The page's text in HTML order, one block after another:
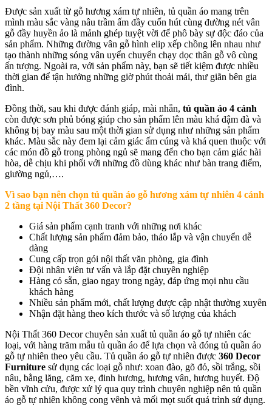
Được sản xuất từ gỗ hương xám tự nhiên, tủ quần áo mang trên
mình màu sắc vàng nâu trầm ấm đầy cuốn hút cùng đường nét vân
gỗ đầy huyền ảo là mảnh ghép tuyệt vời để phô bày sự độc đáo của
sản phẩm. Những đường vân gỗ hình elip xếp chồng lên nhau như
tạo thành những sóng vân uyển chuyển chạy dọc thân gỗ vô cùng
ấn tượng. Ngoài ra, với sản phẩm này, bạn sẽ tiết kiệm được nhiều
thời gian để tận hưởng những giờ phút thoải mái, thư giãn bên gia
đình.
Đồng thời, sau khi được đánh giáp, mài nhẵn, tủ quần áo 4 cánh
còn được sơn phủ bóng giúp cho sản phẩm lên màu khá đậm đà và
không bị bay màu sau một thời gian sử dụng như những sản phẩm
khác. Màu sắc này đem lại cảm giác ấm cúng và khá quen thuộc với
các món đồ gỗ trong phòng ngủ sẽ mang đến cho bạn cảm giác hài
hòa, dễ chịu khi phối với những đồ dùng khác như bàn trang điểm,
giường ngủ,….
Vì sao bạn nên chọn tủ quần áo gỗ hương xám tự nhiên 4 cánh
2 tầng tại Nội Thất 360 Decor?
Giá sản phẩm cạnh tranh với những nơi khác
Chất lượng sản phẩm đảm bảo, tháo lắp và vận chuyển dễ
dàng
Cung cấp trọn gói nội thất văn phòng, gia đình
Đội nhân viên tư vấn và lắp đặt chuyên nghiệp
Hàng có sẵn, giao ngay trong ngày, đáp ứng mọi nhu cầu
khách hàng
Nhiều sản phẩm mới, chất lượng được cập nhật thường xuyên
Nhận đặt hàng theo kích thước và số lượng của khách
Nội Thất 360 Decor chuyên sản xuất tủ quần áo gỗ tự nhiên các
loại, với hàng trăm mẫu tủ quần áo để lựa chọn và đóng tủ quần áo
gỗ tự nhiên theo yêu cầu. Tủ quần áo gỗ tự nhiên được 360 Decor
Furniture sử dụng các loại gỗ như: xoan đào, gõ đỏ, sồi trắng, sồi
nâu, bằng lăng, căm xe, đinh hương, hương vân, hương huyết. Độ
bền vĩnh cửu, được xử lý qua quy trình chuyên nghiệp nên tủ quần
áo gỗ tự nhiên không cong vênh và mối mọt suốt quá trình sử dụng.